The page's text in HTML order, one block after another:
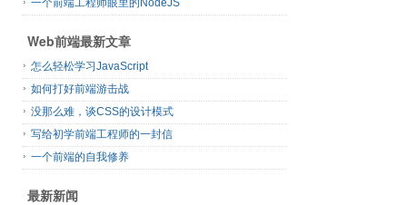
一个前端工程师眼里的NodeJS
Web前端最新文章
怎么轻松学习JavaScript
如何打好前端游击战
没那么难，谈CSS的设计模式
写给初学前端工程师的一封信
一个前端的自我修养
最新新闻